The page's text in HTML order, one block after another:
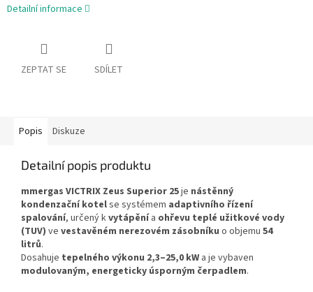
Detailní informace
ZEPTAT SE SDÍLET
Popis Diskuze
Detailní popis produktu
mmergas VICTRIX Zeus Superior 25je nástěnný
kondenzační kotelse systémem adaptivního řízení
spalování, určený kvytápěnía ohřevu teplé užitkové vody
(TUV) ve vestavěném nerezovém zásobníku o objemu 54
litrů.
Dosahuje tepelného výkonu 2,3–25,0 kW a je vybaven
modulovaným, energeticky úsporným čerpadlem.